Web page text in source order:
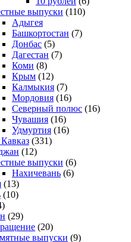
выпуски (110)
Адыгея
Башкортостан (7)
Донбас (5)
Дагестан (7)
Коми (8)
Крым (12)
Калмыкия (7)
Мордовия (16)
Северный полюс (16)
Чувашия (16)
Удмуртия (16)
(331)
(12)
выпуски (6)
Нахичевань (6)
(13)
(10)
(29)
(20)
выпуски (9)